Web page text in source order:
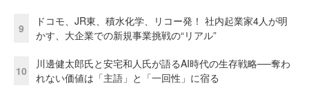
9
ドコモ、JR東、積水化学、リコー発！ 社内起業家4人が明
かす、大企業での新規事業挑戦の“リアル”
10
川邊健太郎氏と安宅和人氏が語るAI時代の生存戦略──奪わ
れない価値は「主語」と「一回性」に宿る